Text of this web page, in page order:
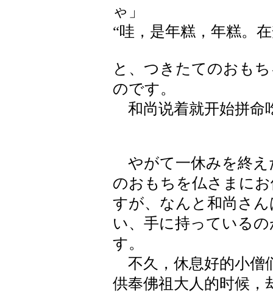
ゃ」
“哇，是年糕，年糕。
と、つきたてのおも
のです。
和尚说着就开始拼命
やがて一休みを終え
のおもちを仏さまに
すが、なんと和尚さ
い、手に持っている
す。
不久，休息好的小僧
供奉佛祖大人的时候，